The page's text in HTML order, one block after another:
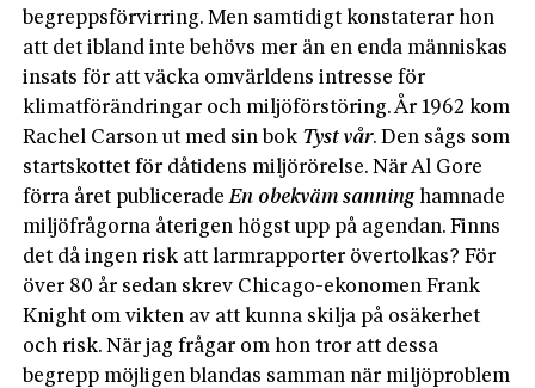
begreppsförvirring. Men samtidigt konstaterar hon
att det ibland inte behövs mer än en enda människas
insats för att väcka omvärldens intresse för
klimatförändringar och miljöförstöring. År 1962 kom
Rachel Carson ut med sin bok Tyst vår. Den sågs som
startskottet för dåtidens miljörörelse. När Al Gore
förra året publiceradeEn obekväm sanninghamnade
miljöfrågorna återigen högst upp på agendan. Finns
det då ingen risk att larmrapporter övertolkas? För
över 80 år sedan skrev Chicago-ekonomen Frank
Knight om vikten av att kunna skilja på osäkerhet
och risk. När jag frågar om hon tror att dessa
begrepp möjligen blandas samman när miljöproblem